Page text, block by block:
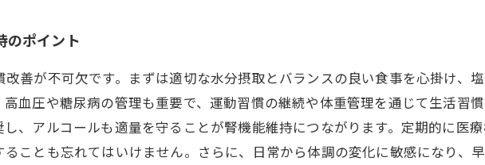
のポイント
善が不可欠です。まずは適切な水分摂取とバランスの良い食事を心掛け、
血圧や糖尿病の管理も重要で、運動習慣の継続や体重管理を通じて生活習
、アルコールも適量を守ることが腎機能維持につながります。定期的に医
ことも忘れてはいけません。さらに、日常から体調の変化に敏感になり、